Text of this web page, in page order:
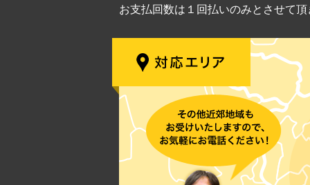
お支払回数は１回払いのみとさせて